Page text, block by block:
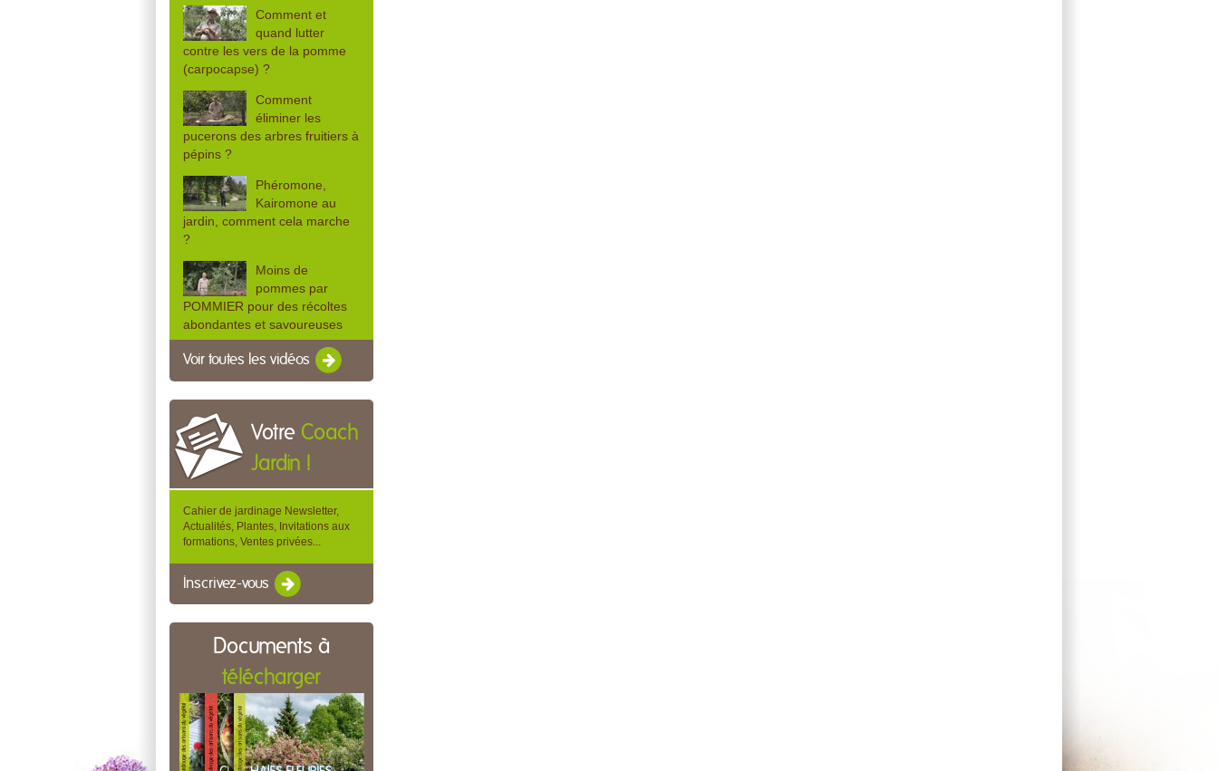
Comment et
quand lutter
contre les vers de la pomme
(carpocapse) ?
Comment
éliminer les
pucerons des arbres fruitiers à
pépins ?
Phéromone,
Kairomone au
jardin, comment cela marche
?
Moins de
pommes par
POMMIER pour des récoltes
abondantes et savoureuses
Voir toutes les vidéos
Votre Coach
Jardin !
Cahier de jardinage Newsletter,
Actualités, Plantes, Invitations aux
formations, Ventes privées...
Inscrivez-vous
Documents à
télécharger